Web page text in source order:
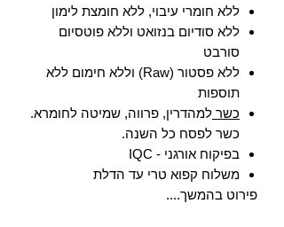
ללא חומרי עיבוי, ללא חומצת לימון
ללא סודיום בנזואט וללא פוטסיום
סורבט
ללא פסטור (Raw) וללא חימום ללא
תוספות
כשר למהדרין, פרווה, שמיטה לחומרא.
כשר לפסח כל השנה.
בפיקוח אורגני - IQC
משלוח קפוא טרי עד הדלת
פירוט בהמשך....